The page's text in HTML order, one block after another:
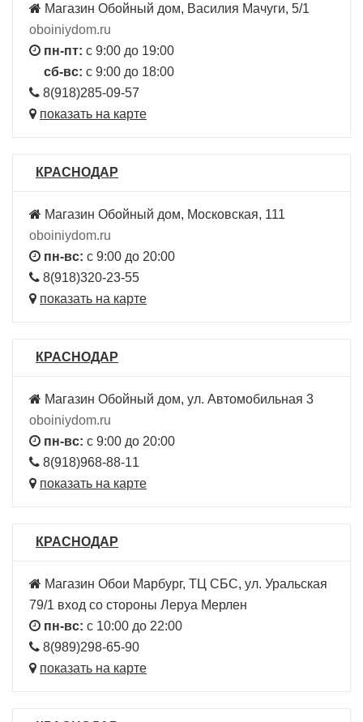
Магазин Обойный дом, Василия Мачуги, 5/1
oboiniydom.ru
пн-пт: с 9:00 до 19:00
сб-вс: с 9:00 до 18:00
8(918)285-09-57
показать на карте
КРАСНОДАР
Магазин Обойный дом, Московская, 111
oboiniydom.ru
пн-вс: с 9:00 до 20:00
8(918)320-23-55
показать на карте
КРАСНОДАР
Магазин Обойный дом, ул. Автомобильная 3
oboiniydom.ru
пн-вс: с 9:00 до 20:00
8(918)968-88-11
показать на карте
КРАСНОДАР
Магазин Обои Марбург, ТЦ СБС, ул. Уральская
79/1 вход со стороны Леруа Мерлен
пн-вс: с 10:00 до 22:00
8(989)298-65-90
показать на карте